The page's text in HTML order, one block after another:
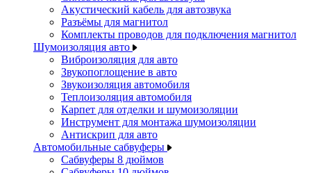
Акустический кабель для автозвука
Разъёмы для магнитол
Комплекты проводов для подключения магнитол
Шумоизоляция авто
Виброизоляция для авто
Звукопоглощение в авто
Звукоизоляция автомобиля
Теплоизоляция автомобиля
Карпет для отделки и шумоизоляции
Инструмент для монтажа шумоизоляции
Антискрип для авто
Автомобильные сабвуферы
Сабвуферы 8 дюймов